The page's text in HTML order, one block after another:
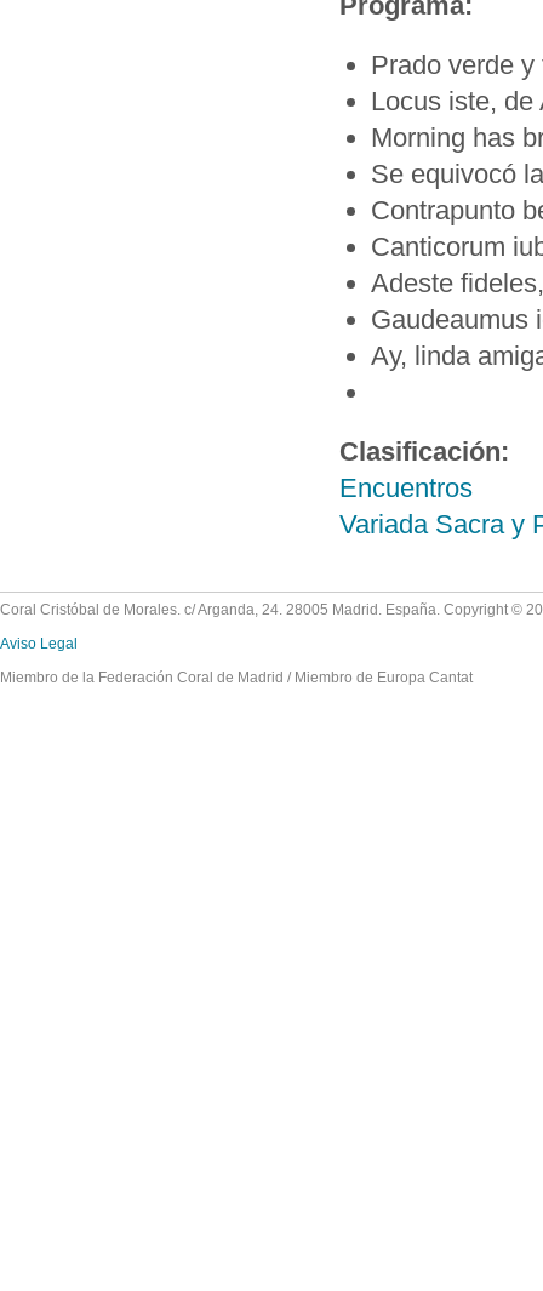
Prado verde y
Locus iste, de
Morning has
Se equivocó
Contrapunto
Canticorum
Adeste
Gaudeaumus
Ay, linda
Clasificación:
Encuentros
Variada Sacra y
Coral Cristóbal de Morales. c/ Arganda, 24. 28005 Madrid. España. Copyright ©
Aviso Legal
Miembro de la Federación Coral de Madrid / Miembro de Europa Cantat